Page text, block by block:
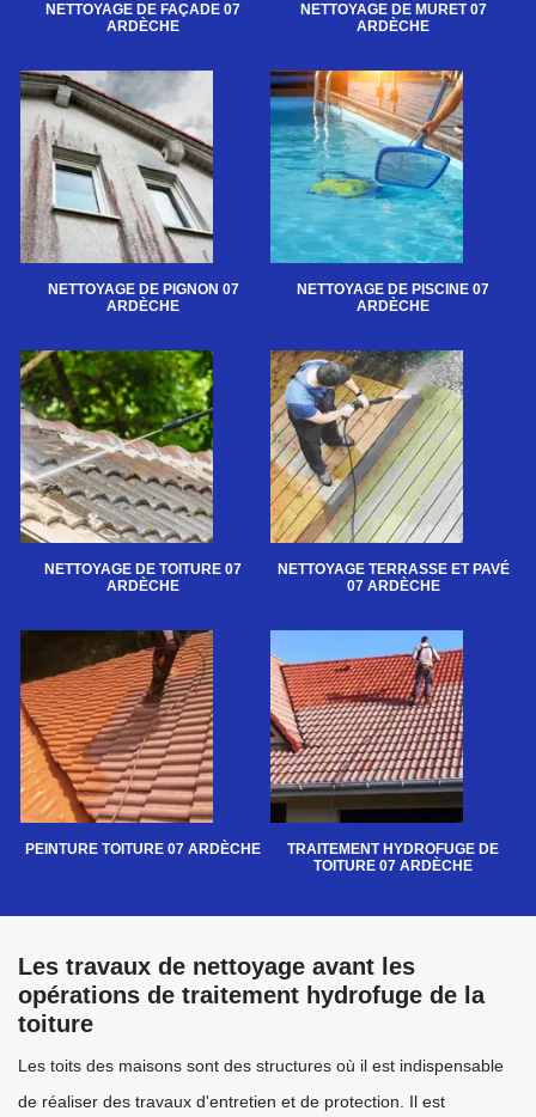
NETTOYAGE DE FAÇADE 07
ARDÈCHE
NETTOYAGE DE MURET 07
ARDÈCHE
NETTOYAGE DE PIGNON 07
ARDÈCHE
NETTOYAGE DE PISCINE 07
ARDÈCHE
NETTOYAGE DE TOITURE 07
ARDÈCHE
NETTOYAGE TERRASSE ET PAVÉ
07 ARDÈCHE
PEINTURE TOITURE 07 ARDÈCHE
TRAITEMENT HYDROFUGE DE
TOITURE 07 ARDÈCHE
Les travaux de nettoyage avant les
opérations de traitement hydrofuge de la
toiture
Les toits des maisons sont des structures où il est indispensable
de réaliser des travaux d'entretien et de protection. Il est